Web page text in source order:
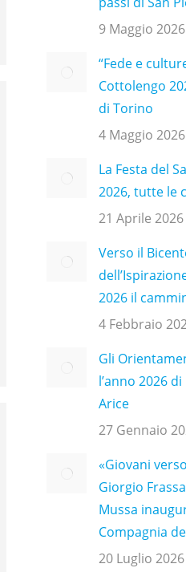
9 Maggio 2026
“Fede e
Cottolengo
di Torino
4 Maggio 2026
La Festa del
2026, tutte le
21 Aprile 2026
Verso il
2026 il
4 Febbraio
Gli
l’anno 2026
Arice
27 Gennaio
«Giovani
Giorgio
Mussa
Compagnia
20 Luglio 2026